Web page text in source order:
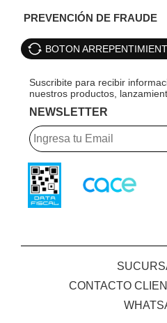
PREVENCIÓN DE FRAUDE
CONTACTO
BOTON
NEWSLETTER